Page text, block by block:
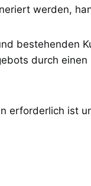
werden,
bestehenden
durch
erforderlich ist